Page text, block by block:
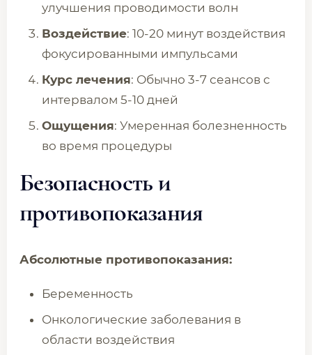
улучшения проводимости волн
Воздействие: 10-20 минут воздействия
фокусированными импульсами
Курс лечения: Обычно 3-7 сеансов с
интервалом 5-10 дней
Ощущения: Умеренная болезненность
во время процедуры
Безопасность и
противопоказания
Абсолютные противопоказания:
Беременность
Онкологические заболевания в
области воздействия